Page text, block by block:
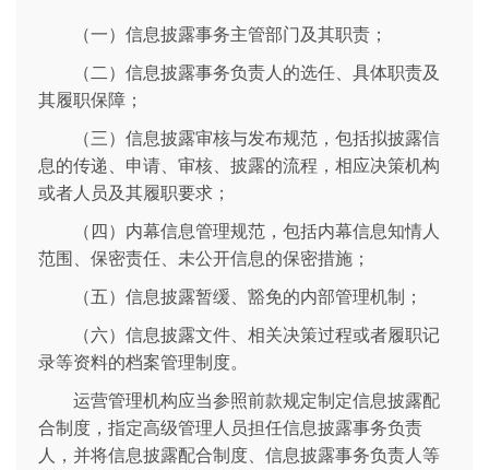
（一）信息披露事务主管部门及其职责；
（二）信息披露事务负责人的选任、具体职责及
其履职保障；
（三）信息披露审核与发布规范，包括拟披露信
息的传递、申请、审核、披露的流程，相应决策机构
或者人员及其履职要求；
（四）内幕信息管理规范，包括内幕信息知情人
范围、保密责任、未公开信息的保密措施；
（五）信息披露暂缓、豁免的内部管理机制；
（六）信息披露文件、相关决策过程或者履职记
录等资料的档案管理制度。
运营管理机构应当参照前款规定制定信息披露配
合制度，指定高级管理人员担任信息披露事务负责
人，并将信息披露配合制度、信息披露事务负责人等